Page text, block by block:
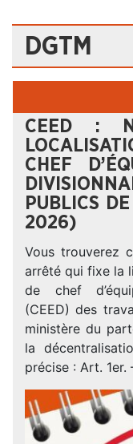
DGTM
CEED :
CHEF
PUBLICS
2026)
Vous trouverez
arrêté qui fixe la
de chef
(CEED) des
ministère du
la
précise : Art. 1er.